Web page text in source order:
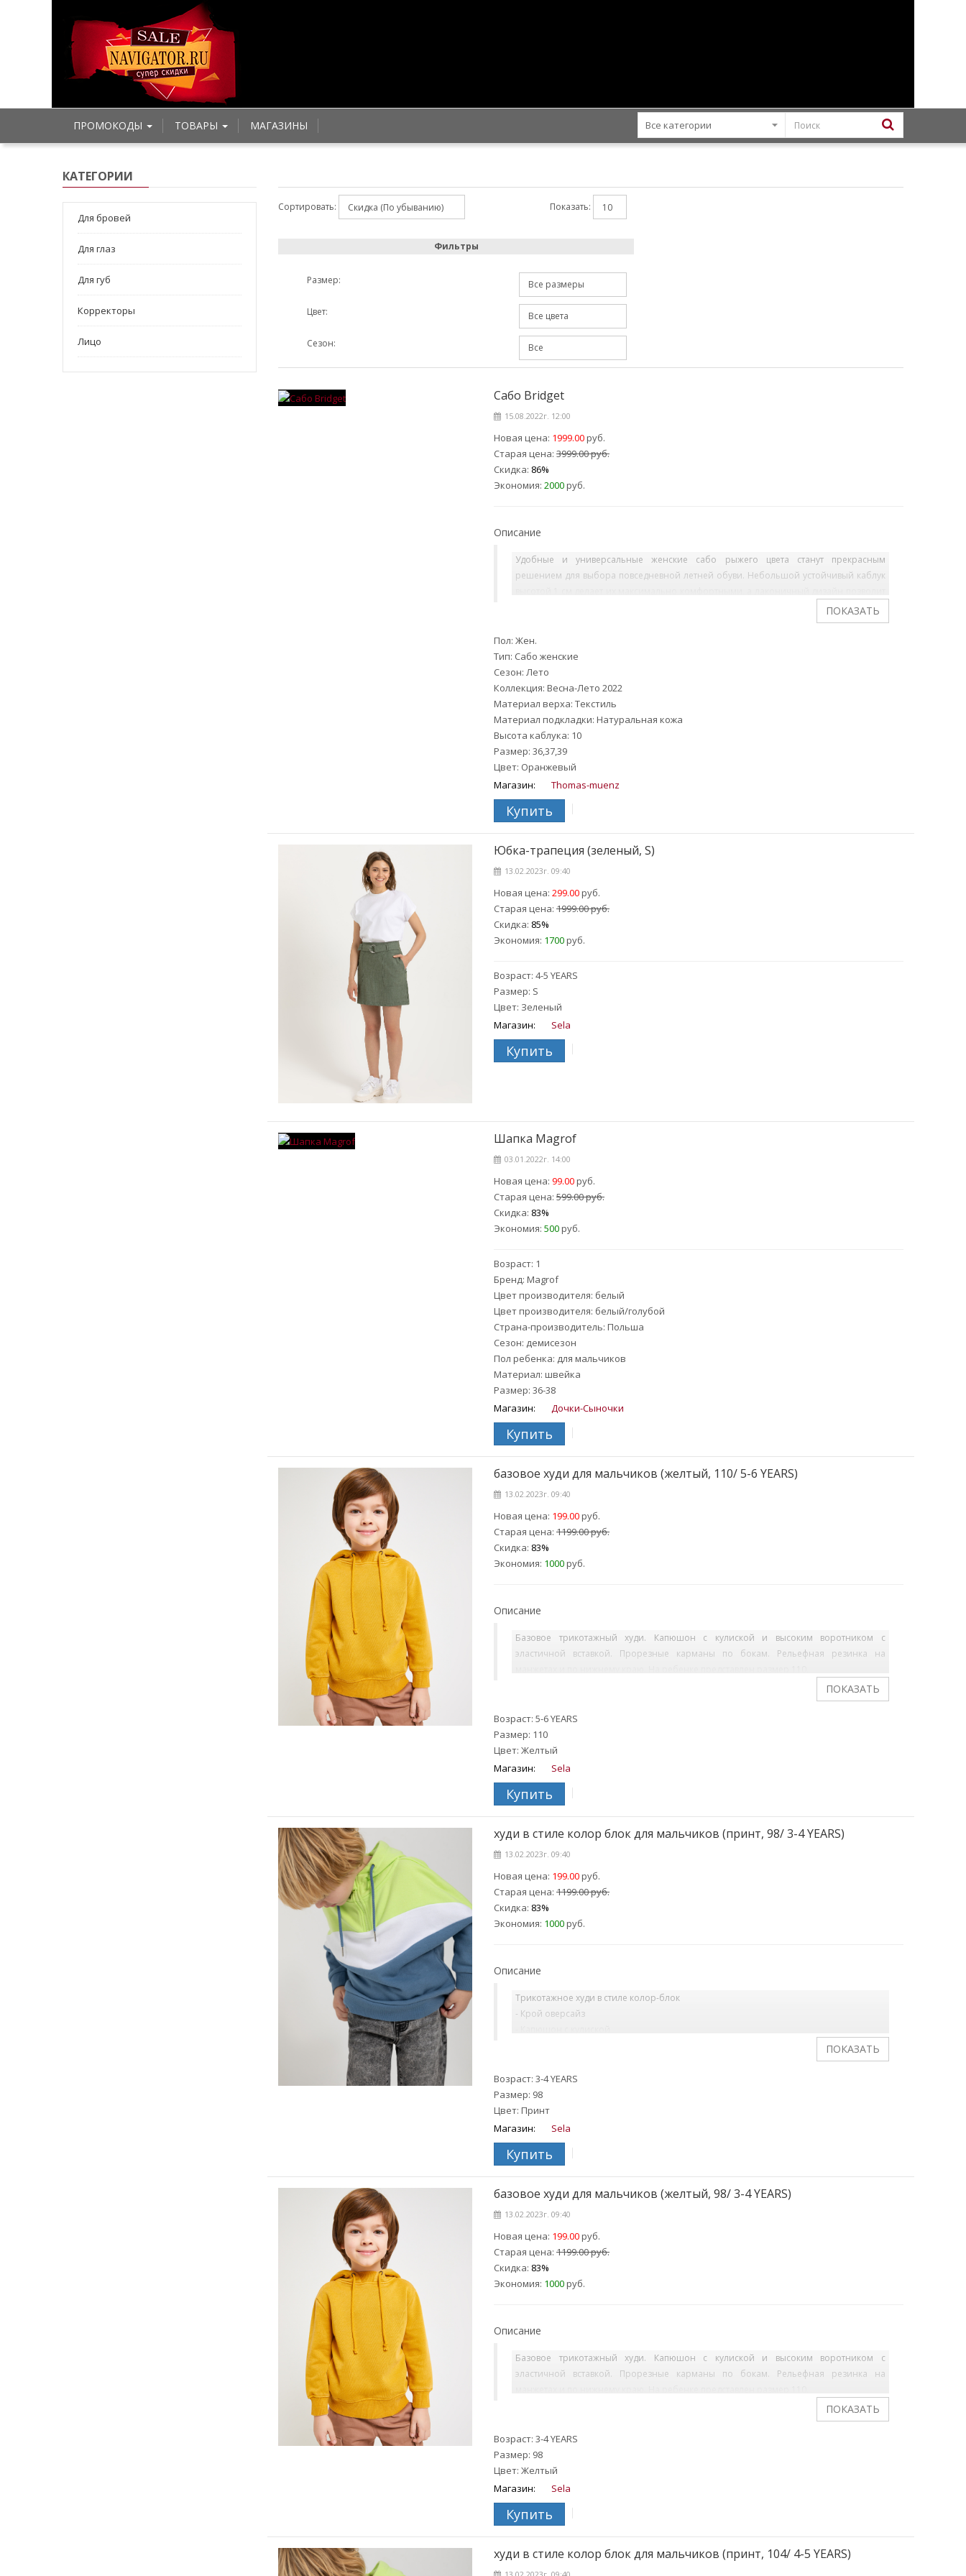
ПРОМОКОДЫ ТОВАРЫ МАГАЗИНЫ
КАТЕГОРИИ
Для бровей
Для глаз
Для губ
Корректоры
Лицо
Сортировать: Показать:
Фильтры
Размер:
Цвет:
Сезон:
Сабо Bridget
15.08.2022г. 12:00
Новая цена: 1999.00руб.
Старая цена: 3999.00 руб.
Скидка: 86%
Экономия: 2000руб.
Описание
Удобные и универсальные женские сабо рыжего цвета станут прекрасным
решением для выбора повседневной летней обуви. Небольшой устойчивый каблук
с легкостью сочетать данную модель с различными вариантами гардероба.
Пол: Жен.
Тип: Сабо женские
Сезон: Лето
Коллекция: Весна-Лето 2022
Материал верха: Текстиль
Материал подкладки: Натуральная кожа
Высота каблука: 10
Размер: 36,37,39
Цвет: Оранжевый
Магазин:
Thomas-muenz
Купить
Юбка-трапеция (зеленый, S)
13.02.2023г. 09:40
Новая цена: 299.00руб.
Старая цена: 1999.00 руб.
Скидка: 85%
Экономия: 1700руб.
Возраст: 4-5 YEARS
Размер: S
Цвет: Зеленый
Магазин:
Sela
Купить
Шапка Magrof
03.01.2022г. 14:00
Новая цена: 99.00руб.
Старая цена: 599.00 руб.
Скидка: 83%
Экономия: 500руб.
Возраст: 1
Бренд: Magrof
Цвет производителя: белый
Цвет производителя: белый/голубой
Страна-производитель: Польша
Сезон: демисезон
Пол ребенка: для мальчиков
Материал: швейка
Размер: 36-38
Магазин:
Дочки-Сыночки
Купить
базовое худи для мальчиков (желтый, 110/ 5-6 YEARS)
13.02.2023г. 09:40
Новая цена: 199.00руб.
Старая цена: 1199.00 руб.
Скидка: 83%
Экономия: 1000руб.
Описание
Базовое трикотажный худи. Капюшон с кулиской и высоким воротником с
эластичной вставкой. Прорезные карманы по бокам. Рельефная резинка на
Возраст: 5-6 YEARS
Размер: 110
Цвет: Желтый
Магазин:
Sela
Купить
худи в стиле колор блок для мальчиков (принт, 98/ 3-4 YEARS)
13.02.2023г. 09:40
Новая цена: 199.00руб.
Старая цена: 1199.00 руб.
Скидка: 83%
Экономия: 1000руб.
Описание
Трикотажное худи в стиле колор-блок
- Крой оверсайз
- Резинка на манжетах и по нижнему краю
На ребенке представлен размер 110.
Возраст: 3-4 YEARS
Размер: 98
Цвет: Принт
Магазин:
Sela
Купить
базовое худи для мальчиков (желтый, 98/ 3-4 YEARS)
13.02.2023г. 09:40
Новая цена: 199.00руб.
Старая цена: 1199.00 руб.
Скидка: 83%
Экономия: 1000руб.
Описание
Базовое трикотажный худи. Капюшон с кулиской и высоким воротником с
эластичной вставкой. Прорезные карманы по бокам. Рельефная резинка на
Возраст: 3-4 YEARS
Размер: 98
Цвет: Желтый
Магазин:
Sela
Купить
худи в стиле колор блок для мальчиков (принт, 104/ 4-5 YEARS)